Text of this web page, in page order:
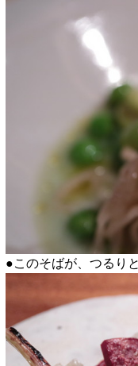
●このそばが、つるり